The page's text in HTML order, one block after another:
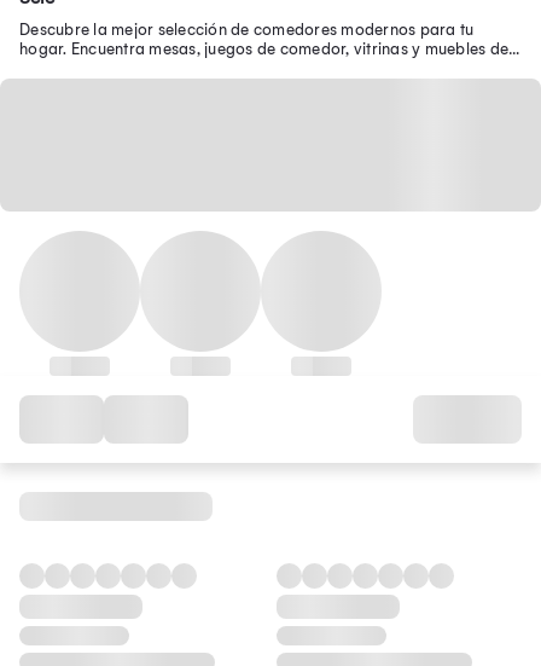
Descubre la mejor selección de comedores modernos para tu
hogar. Encuentra mesas, juegos de comedor, vitrinas y muebles de